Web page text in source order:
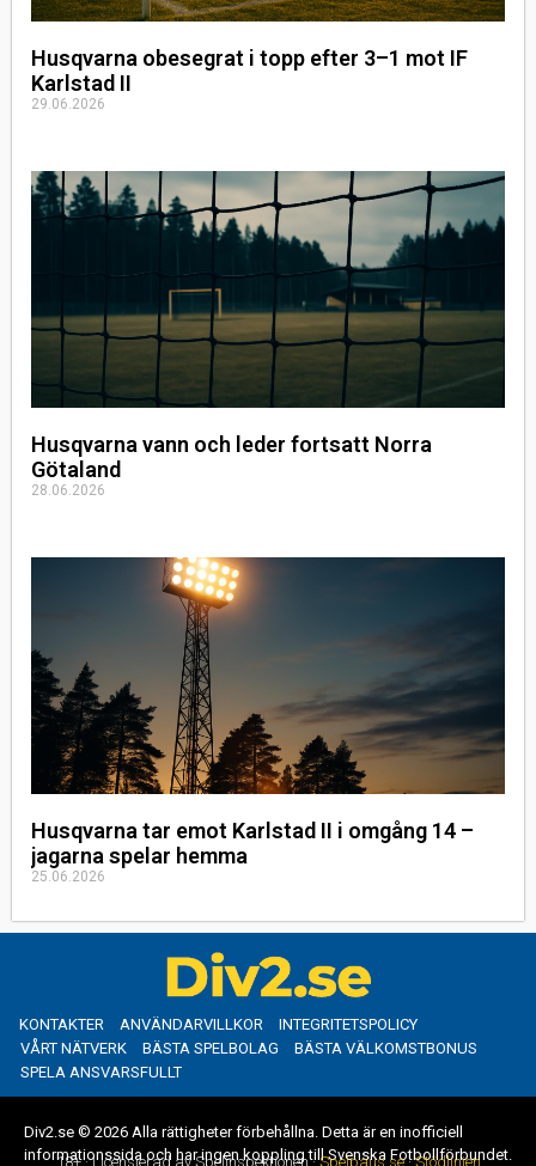
Husqvarna obesegrat i topp efter 3–1 mot IF
Karlstad II
29.06.2026
Husqvarna vann och leder fortsatt Norra
Götaland
28.06.2026
Husqvarna tar emot Karlstad II i omgång 14 –
jagarna spelar hemma
25.06.2026
KONTAKTER ANVÄNDARVILLKOR
INTEGRITETSPOLICY
VÅRT NÄTVERK
BÄSTA SPELBOLAG
BÄSTA VÄLKOMSTBONUS
SPELA ANSVARSFULLT
Div2.se © 2026 Alla rättigheter förbehållna. Detta är en inofficiell
informationssida och har ingen koppling till Svenska Fotbollförbundet.
18+ · Licensierad av Spelinspektionen ·Spelpaus.se·Stödlinjen